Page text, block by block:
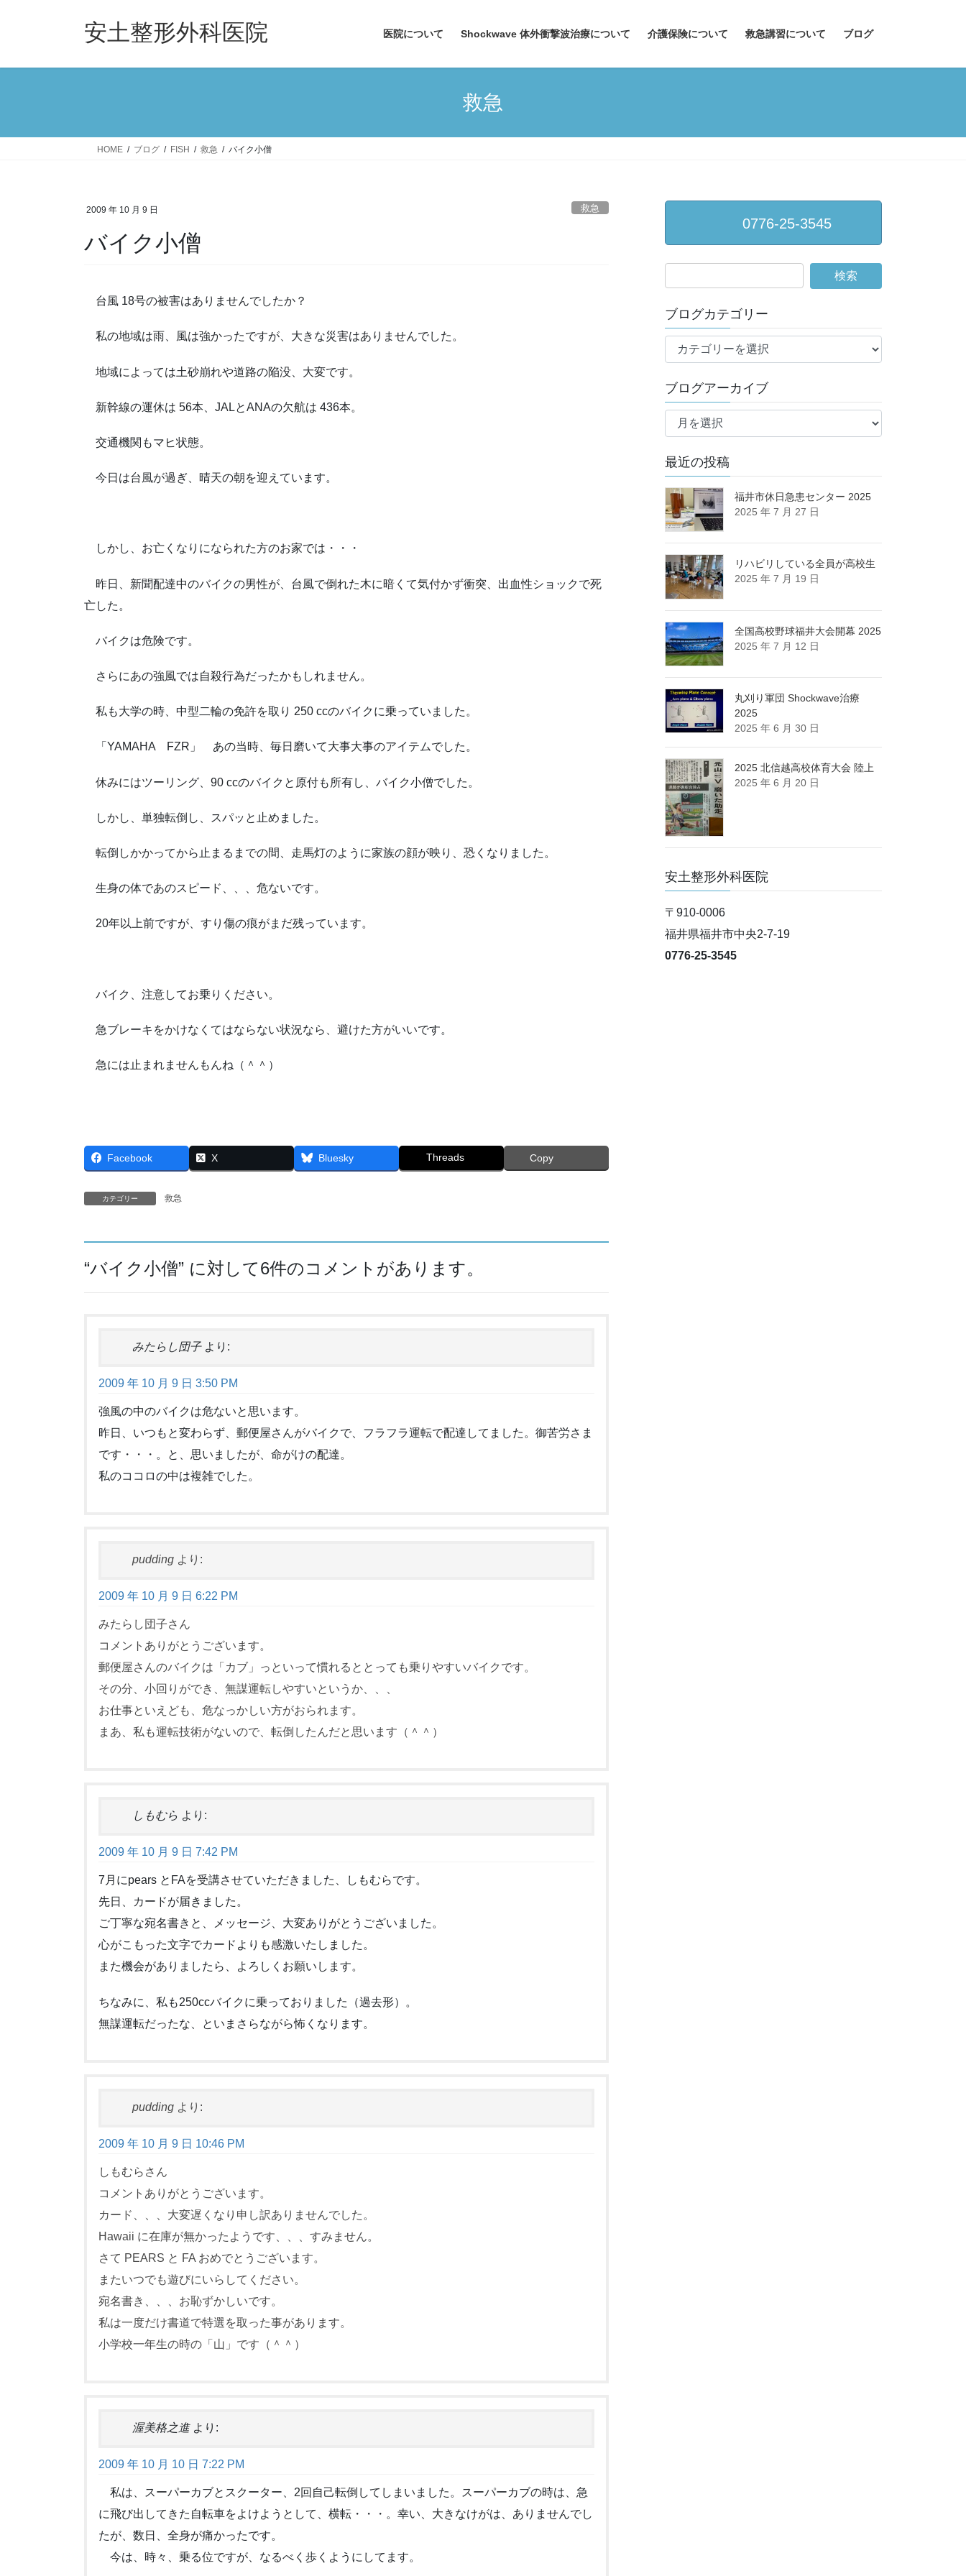
安土整形外科医院 医院について Shockwave 体外衝撃波治療について 介護保険について 救急講習について ブログ
救急
HOME ブログ FISH 救急 バイク小僧
2009 年 10 月 9 日 救急
バイク小僧
台風 18号の被害はありませんでしたか？
私の地域は雨、風は強かったですが、大きな災害はありませんでした。
地域によっては土砂崩れや道路の陥没、大変です。
新幹線の運休は 56本、JALとANAの欠航は 436本。
交通機関もマヒ状態。
今日は台風が過ぎ、晴天の朝を迎えています。
しかし、お亡くなりになられた方のお家では・・・
昨日、新聞配達中のバイクの男性が、台風で倒れた木に暗くて気付かず衝突、出血性ショックで死
亡した。
バイクは危険です。
さらにあの強風では自殺行為だったかもしれません。
私も大学の時、中型二輪の免許を取り 250 ccのバイクに乗っていました。
「YAMAHA FZR」 あの当時、毎日磨いて大事大事のアイテムでした。
休みにはツーリング、90 ccのバイクと原付も所有し、バイク小僧でした。
しかし、単独転倒し、スパッと止めました。
転倒しかかってから止まるまでの間、走馬灯のように家族の顔が映り、恐くなりました。
生身の体であのスピード、、、危ないです。
20年以上前ですが、すり傷の痕がまだ残っています。
バイク、注意してお乗りください。
急ブレーキをかけなくてはならない状況なら、避けた方がいいです。
急には止まれませんもんね（＾＾）
Facebook X Bluesky Threads Copy
カテゴリー 救急
“バイク小僧” に対して6件のコメントがあります。
みたらし団子 より:
2009 年 10 月 9 日 3:50 PM
強風の中のバイクは危ないと思います。
昨日、いつもと変わらず、郵便屋さんがバイクで、フラフラ運転で配達してました。御苦労さま
です・・・。と、思いましたが、命がけの配達。
私のココロの中は複雑でした。
pudding より:
2009 年 10 月 9 日 6:22 PM
みたらし団子さん
コメントありがとうございます。
郵便屋さんのバイクは「カブ」っといって慣れるととっても乗りやすいバイクです。
その分、小回りができ、無謀運転しやすいというか、、、
お仕事といえども、危なっかしい方がおられます。
まあ、私も運転技術がないので、転倒したんだと思います（＾＾）
しもむら より:
2009 年 10 月 9 日 7:42 PM
7月にpears とFAを受講させていただきました、しもむらです。
先日、カードが届きました。
ご丁寧な宛名書きと、メッセージ、大変ありがとうございました。
心がこもった文字でカードよりも感激いたしました。
また機会がありましたら、よろしくお願いします。
ちなみに、私も250ccバイクに乗っておりました（過去形）。
無謀運転だったな、といまさらながら怖くなります。
pudding より:
2009 年 10 月 9 日 10:46 PM
しもむらさん
コメントありがとうございます。
カード、、、大変遅くなり申し訳ありませんでした。
Hawaii に在庫が無かったようです、、、すみません。
さて PEARS と FA おめでとうございます。
またいつでも遊びにいらしてください。
宛名書き、、、お恥ずかしいです。
私は一度だけ書道で特選を取った事があります。
小学校一年生の時の「山」です（＾＾）
渥美格之進 より:
2009 年 10 月 10 日 7:22 PM
私は、スーパーカブとスクーター、2回自己転倒してしまいました。スーパーカブの時は、急
に飛び出してきた自転車をよけようとして、横転・・・。幸い、大きなけがは、ありませんでし
たが、数日、全身が痛かったです。
今は、時々、乗る位ですが、なるべく歩くようにしてます。
0776-25-3545
ブログカテゴリー
ロ
カ
テ
ー
ブログアーカイブ
ブ
ア
ー
カ
イ
ブ
最近の投稿
福井市休日急患センター 2025
2025 年 7 月 27 日
リハビリしている全員が高校生
2025 年 7 月 19 日
全国高校野球福井大会開幕 2025
2025 年 7 月 12 日
丸刈り軍団 Shockwave治療
2025
2025 年 6 月 30 日
2025 北信越高校体育大会 陸上
2025 年 6 月 20 日
安土整形外科医院
〒910-0006
福井県福井市中央2-7-19
0776-25-3545